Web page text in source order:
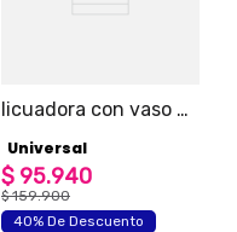
licuadora con vaso de
velocidades + pulso
universal
Universal
$ 95.940
$ 159.900
40% De Descuento